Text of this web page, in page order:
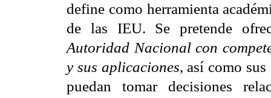
define como herramienta
de las IEU. Se pretende
Autoridad Nacional con
y sus aplicaciones, así como
puedan tomar decisiones